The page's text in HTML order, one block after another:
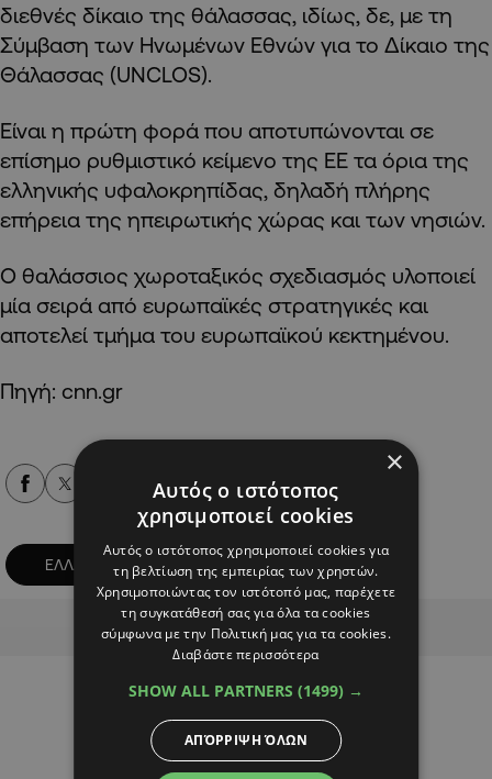
διεθνές δίκαιο της θάλασσας, ιδίως, δε, με τη
Σύμβαση των Ηνωμένων Εθνών για το Δίκαιο της
Θάλασσας (UNCLOS).
Είναι η πρώτη φορά που αποτυπώνονται σε
επίσημο ρυθμιστικό κείμενο της ΕΕ τα όρια της
ελληνικής υφαλοκρηπίδας, δηλαδή πλήρης
επήρεια της ηπειρωτικής χώρας και των νησιών.
Ο θαλάσσιος χωροταξικός σχεδιασμός υλοποιεί
μία σειρά από ευρωπαϊκές στρατηγικές και
αποτελεί τμήμα του ευρωπαϊκού κεκτημένου.
Πηγή: cnn.gr
Alpha Podcasts
ΕΛΛΑΔΑ
Advertisement
×
Αυτός ο ιστότοπος
χρησιμοποιεί cookies
Αυτός ο ιστότοπος χρησιμοποιεί cookies για
τη βελτίωση της εμπειρίας των χρηστών.
Χρησιμοποιώντας τον ιστότοπό μας, παρέχετε
τη συγκατάθεσή σας για όλα τα cookies
σύμφωνα με την Πολιτική μας για τα cookies.
Διαβάστε περισσότερα
SHOW ALL PARTNERS (1499) →
ΑΠΌΡΡΙΨΗ ΌΛΩΝ